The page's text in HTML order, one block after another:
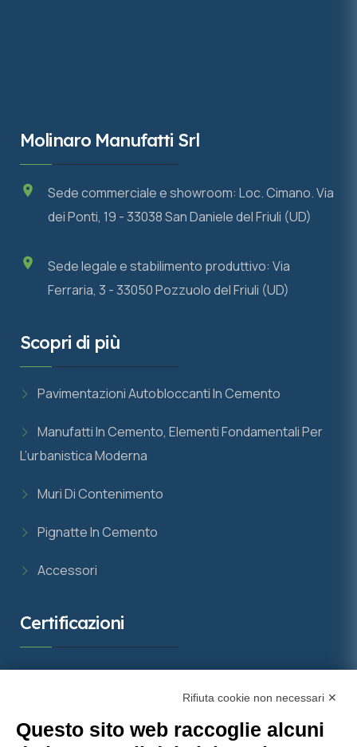
Molinaro Manufatti Srl
Sede commerciale e showroom: Loc. Cimano. Via
dei Ponti, 19 - 33038 San Daniele del Friuli (UD)
Sede legale e stabilimento produttivo: Via
Ferraria, 3 - 33050 Pozzuolo del Friuli (UD)
Scopri di più
Pavimentazioni Autobloccanti In Cemento
Manufatti In Cemento, Elementi Fondamentali Per
L’urbanistica Moderna
Muri Di Contenimento
Pignatte In Cemento
Accessori
Certificazioni
Rifiuta cookie non necessari ✕
Questo sito web raccoglie alcuni